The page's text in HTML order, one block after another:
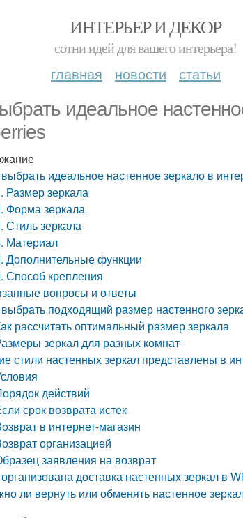
ИНТЕРЬЕР И ДЕКОР
сотни идей для вашего интерьера!
главная новости статьи
идеальное
идеальное настенное зеркало в
Размер зеркала
Форма зеркала
Стиль зеркала
Материал
Дополнительные функции
Способ крепления
вопросы и ответы
выбрать подходящий размер настенного
рассчитать оптимальный размер зеркала
зеркал для разных комнат
стили настенных зеркал представлены в
действий
срок возврата истек
в интернет-магазин
организацией
заявления на возврат
доставка настенных зеркал в
ли вернуть или обменять настенное